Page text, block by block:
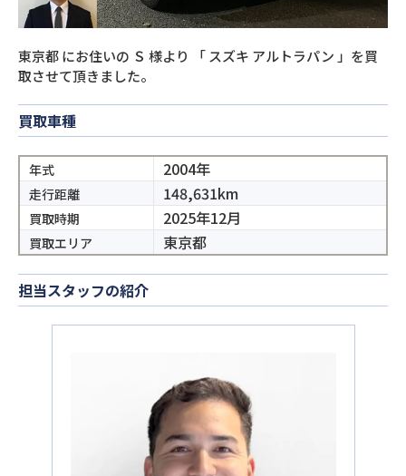
東京都にお住いの Ｓ 様より 「 スズキ アルトラパン 」を買
取させて頂きました。
買取車種
年式 2004年
走行距離 148,631km
買取時期 2025年12月
買取エリア 東京都
担当スタッフの紹介